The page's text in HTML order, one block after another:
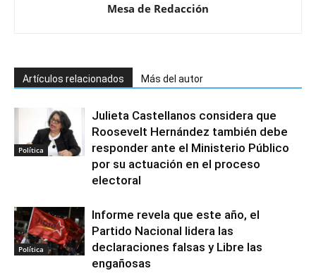
Mesa de Redacción
Artículos relacionados Más del autor
Política
Julieta Castellanos considera que
Roosevelt Hernández también debe
responder ante el Ministerio Público
por su actuación en el proceso
electoral
Política
Informe revela que este año, el
Partido Nacional lidera las
declaraciones falsas y Libre las
engañosas